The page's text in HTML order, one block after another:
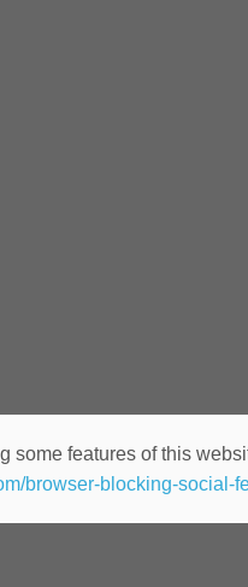
some features of this
browser-blocking-social-